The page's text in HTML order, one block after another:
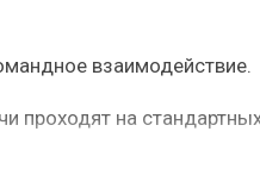
взаимодействие.
проходят на